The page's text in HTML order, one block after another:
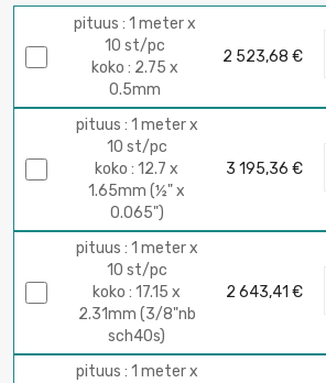
pituus : 1 meter x
10 st/pc
koko : 2.75 x
0.5mm
2 523,68 €
pituus : 1 meter x
10 st/pc
koko : 12.7 x
1.65mm (½" x
0.065")
3 195,36 €
pituus : 1 meter x
10 st/pc
koko : 17.15 x
2.31mm (3/8"nb
sch40s)
2 643,41 €
pituus : 1 meter x